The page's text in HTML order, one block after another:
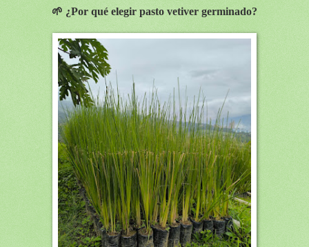
🌱 ¿Por qué elegir pasto vetiver germinado?